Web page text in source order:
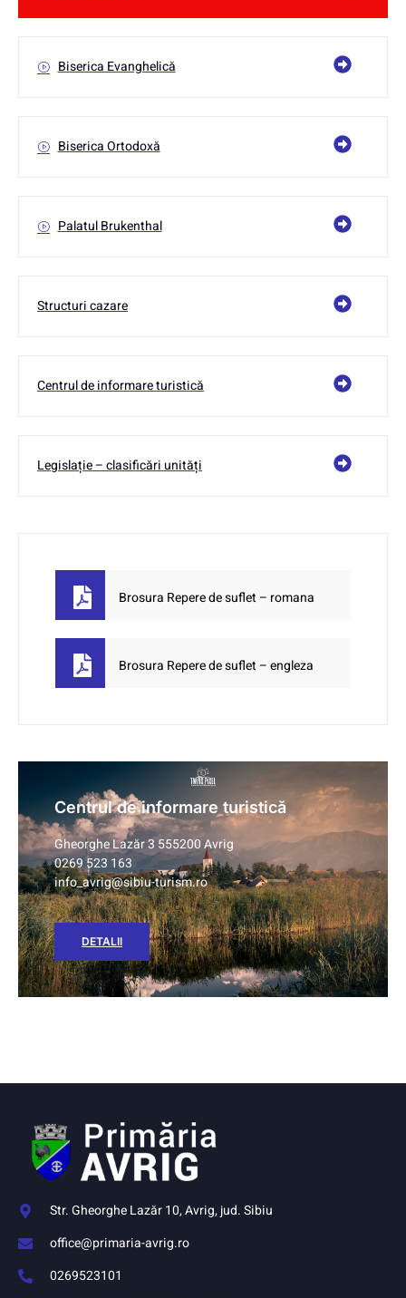
Biserica Evanghelică
Biserica Ortodoxă
Palatul Brukenthal
Structuri cazare
Centrul de informare turistică
Legislație – clasificări unități
Brosura Repere de suflet – romana
Brosura Repere de suflet – engleza
Centrul de informare turistică
Gheorghe Lazăr 3 555200 Avrig
0269 523 163
info_avrig@sibiu-turism.ro
DETALII
Str. Gheorghe Lazăr 10, Avrig, jud. Sibiu
office@primaria-avrig.ro
0269523101